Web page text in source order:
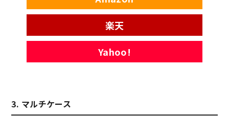
楽天
Yahoo!
3. マルチケース